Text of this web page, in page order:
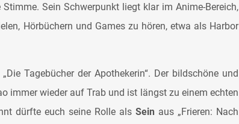
Sein Schwerpunkt liegt klar im Anime-Bereich,
Hörbüchern und Games zu hören, etwa als Harbor
„Die Tagebücher der Apothekerin“. Der bildschöne und
immer wieder auf Trab und ist längst zu einem echten
dürfte euch seine Rolle als Sein aus „Frieren: Nach